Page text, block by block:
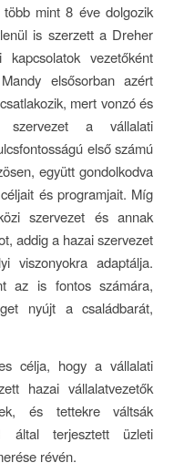
több mint 8 éve dolgozik
is szerzett a Dreher
kapcsolatok vezetőként
elsősorban azért
mert vonzó és
a vállalati
első számú
együtt gondolkodva
és programjait. Míg
szervezet és annak
addig a hazai szervezet
viszonyokra adaptálja.
az is fontos számára,
nyújt a családbarát,
célja, hogy a vállalati
hazai vállalatvezetők
és tettekre váltsák
által terjesztett üzleti
révén.